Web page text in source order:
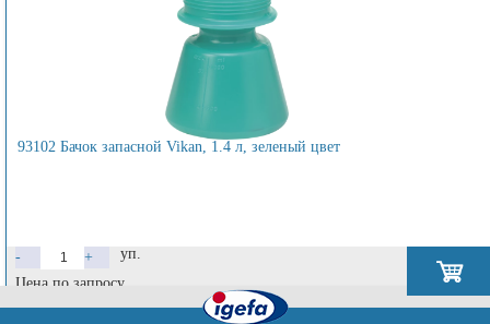
93102 Бачок запасной Vikan, 1.4 л, зеленый цвет
- +
уп.
Цена по запросу